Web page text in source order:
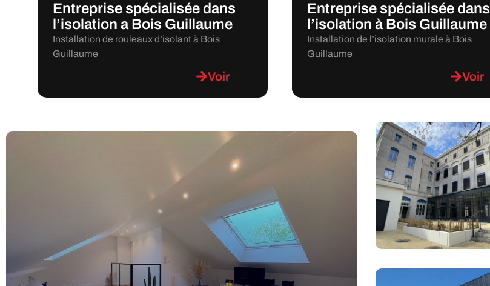
Entreprise spécialisée dans
l’isolation a Bois Guillaume
Installation de rouleaux d’isolant à Bois
Guillaume
Voir
Entreprise spécialisée dans
l’isolation à Bois Guillaume
Installation de l’isolation murale à Bois
Guillaume
Voir